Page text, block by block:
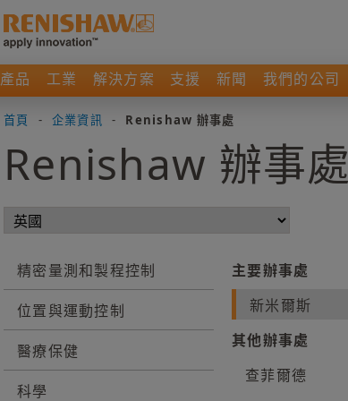
產品 工業 解決方案 支援 新聞 我們的公司
首頁 - 企業資訊 - Renishaw 辦事處
Renishaw 辦事處
精密量測和製程控制
位置與運動控制
醫療保健
科學
主要辦事處
新米爾斯
其他辦事處
查菲爾德